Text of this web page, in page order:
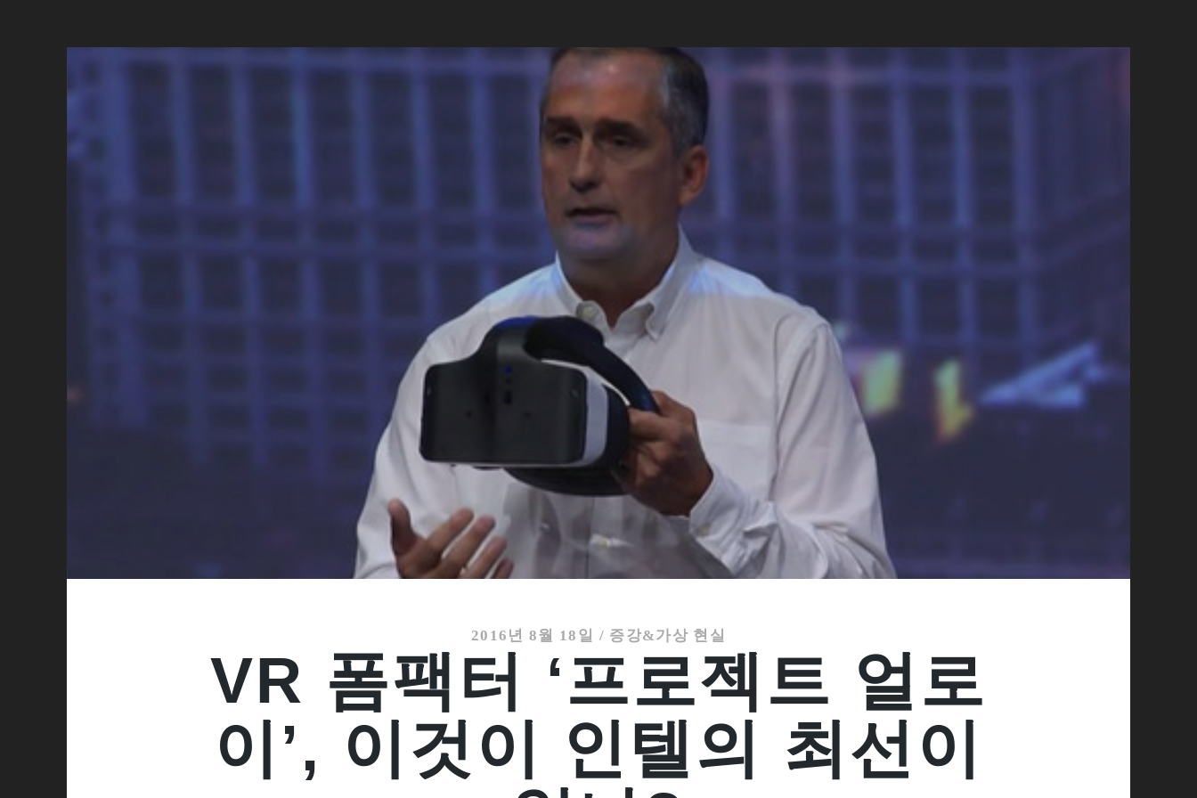
2016년 8월 18일 / 증강&가상 현실
VR 폼팩터 ‘프로젝트 얼로
이’, 이것이 인텔의 최선이